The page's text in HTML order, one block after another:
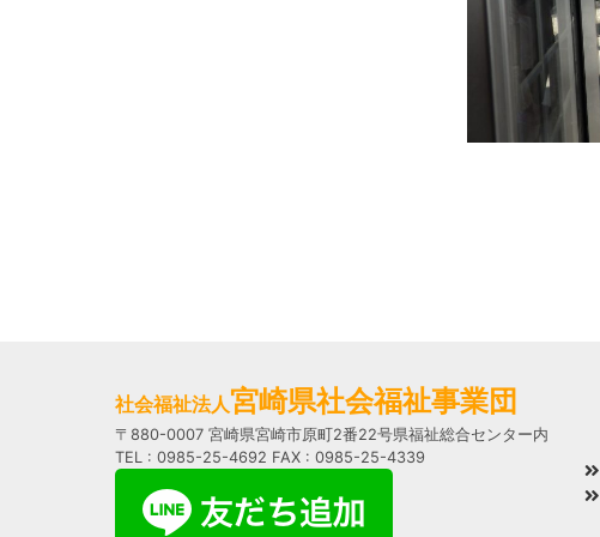
社会福祉法人宮崎県社会福祉事業団
〒880-0007 宮崎県宮崎市原町2番22号県福祉総合センター内
TEL : 0985-25-4692 FAX : 0985-25-4339